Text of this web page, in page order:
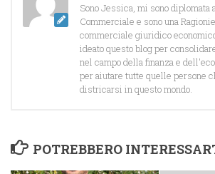
Sono Jessica, mi sono
Commerciale e sono una
commerciale giuridico
ideato questo blog per
nel campo della finanza e
per aiutare tutte quelle persone
districarsi in questo mondo.
POTREBBERO